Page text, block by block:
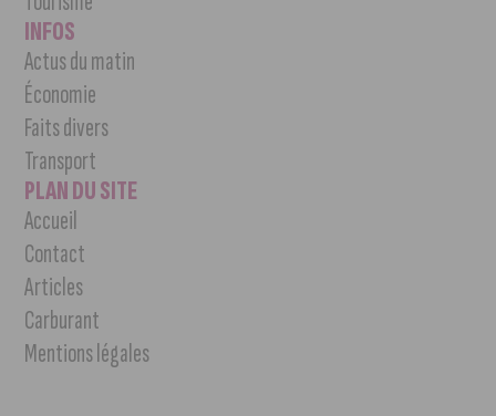
INFOS
Actus du matin
Économie
Faits divers
Transport
PLAN DU SITE
Accueil
Contact
Articles
Carburant
Mentions légales